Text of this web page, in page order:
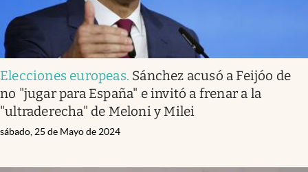
Elecciones europeas. Sánchez acusó a Feijóo de
no "jugar para España" e invitó a frenar a la
"ultraderecha" de Meloni y Milei
sábado, 25 de Mayo de 2024